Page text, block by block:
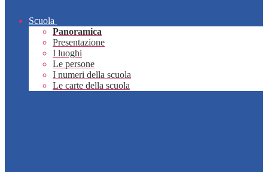
Scuola
Panoramica
Presentazione
I luoghi
Le persone
I numeri della scuola
Le carte della scuola